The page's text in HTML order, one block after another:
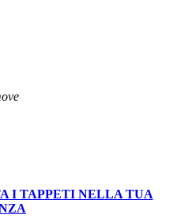
I TAPPETI NELLA TUA